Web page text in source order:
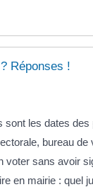
Réponses !
sont les dates
bureau
voter sans avoir
en mairie : quel